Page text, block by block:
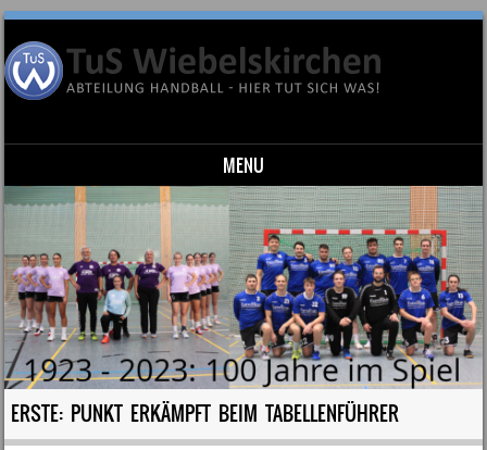
MENU
Skip to content
ERSTE: PUNKT ERKÄMPFT BEIM TABELLENFÜHRER